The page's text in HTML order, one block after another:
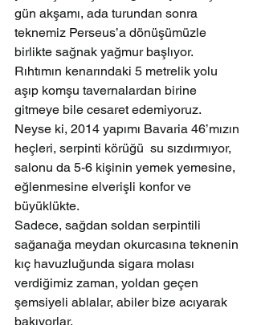
gün akşamı, ada turundan sonra
teknemiz Perseus’a dönüşümüzle
birlikte sağnak yağmur başlıyor.
Rıhtımın kenarındaki 5 metrelik yolu
aşıp komşu tavernalardan birine
gitmeye bile cesaret edemiyoruz.
Neyse ki, 2014 yapımı Bavaria 46’mızın
heçleri, serpinti körüğü  su sızdırmıyor,
salonu da 5-6 kişinin yemek yemesine,
eğlenmesine elverişli konfor ve
büyüklükte.
Sadece, sağdan soldan serpintili
sağanağa meydan okurcasına teknenin
kıç havuzluğunda sigara molası
verdiğimiz zaman, yoldan geçen
şemsiyeli ablalar, abiler bize acıyarak
bakıyorlar.